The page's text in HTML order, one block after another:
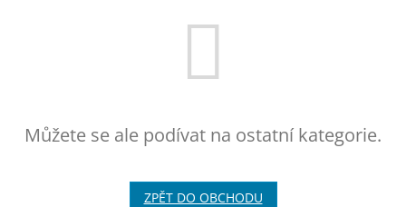
Můžete se ale podívat na ostatní kategorie.
ZPĚT DO OBCHODU